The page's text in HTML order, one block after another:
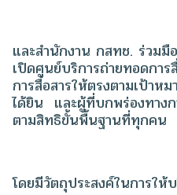
และสำนักงาน กสทช. ร่วม
เปิดศูนย์บริการถ่ายทอดกา
การสื่อสารให้ตรงตามเป้า
ได้ยิน และผู้ที่บกพร่องทาง
ตามสิทธิขั้นพื้นฐานที่ทุกคน
โดยมีวัตถุประสงค์ในการให้